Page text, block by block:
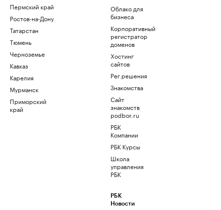
Пермский край
Ростов-на-Дону
Татарстан
Тюмень
Черноземье
Кавказ
Карелия
Мурманск
Приморский
край
Облако для
бизнеса
Корпоративный
регистратор
доменов
Хостинг
сайтов
Рег.решения
Знакомства
Сайт
знакомств
podbor.ru
РБК
Компании
РБК Курсы
Школа
управления
РБК
РБК
Новости